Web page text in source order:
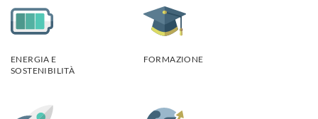
ENERGIA E
SOSTENIBILITÀ
FORMAZIONE